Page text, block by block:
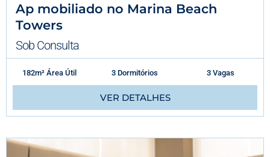
Ap mobiliado no Marina Beach
Towers
Sob Consulta
182m² Área Útil 3 Dormitórios 3 Vagas
VER DETALHES